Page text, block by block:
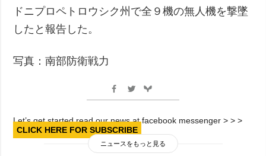
ドニプロペトロウシク州で全９機の無人機を撃墜
したと報告した。
写真：南部防衛戦力
Let’s get started read our news at facebook messenger > > >
CLICK HERE FOR SUBSCRIBE
ニュースをもっと見る